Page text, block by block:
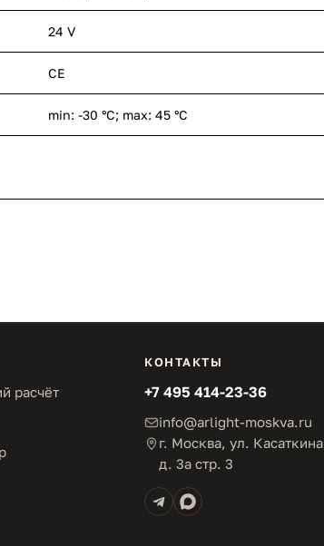
24 V
CE
min: -30 °C; max: 45 °C
расчёт
КОНТАКТЫ
+7 495 414-23-36
info@arlight-moskva.ru
г. Москва, ул. Касаткина
д. 3а стр. 3